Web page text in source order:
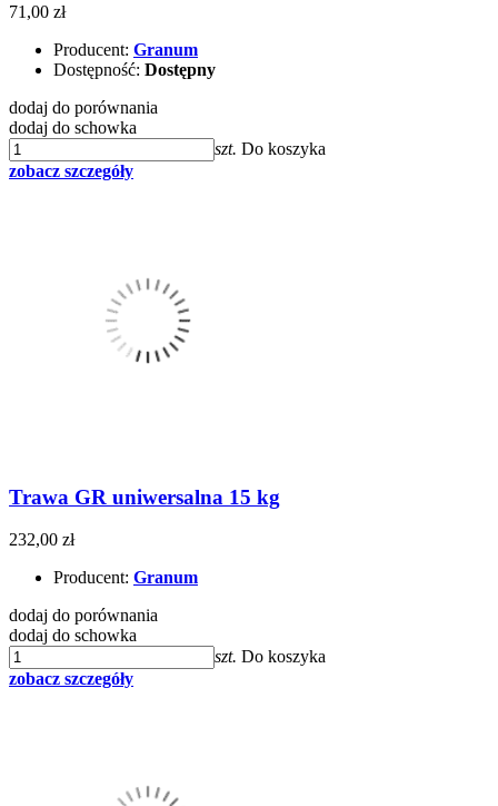
71,00 zł
Producent: Granum
Dostępność: Dostępny
dodaj do porównania
dodaj do schowka
szt. Do koszyka
zobacz szczegóły
Trawa GR uniwersalna 15 kg
232,00 zł
Producent: Granum
dodaj do porównania
dodaj do schowka
szt. Do koszyka
zobacz szczegóły